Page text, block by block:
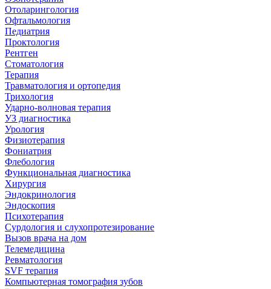
Отоларингология
Офтальмология
Педиатрия
Проктология
Рентген
Стоматология
Терапия
Травматология и ортопедия
Трихология
Ударно-волновая терапия
УЗ диагностика
Урология
Физиотерапия
Фониатрия
Флебология
Функциональная диагностика
Хирургия
Эндокринология
Эндоскопия
Психотерапия
Сурдология и слухопротезирование
Вызов врача на дом
Телемедицина
Ревматология
SVF терапия
Компьютерная томография зубов